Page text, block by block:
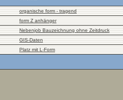
organische form - tragend
form Z anhänger
Nebenjob Bauzeichnung ohne Zeitdruck
GIS-Daten
Platz mit L-Form